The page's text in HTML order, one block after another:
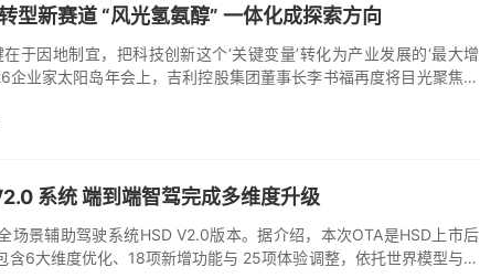
型新赛道 “风光氢氨醇” 一体化成探索方向
于因地制宜，把科技创新这个‘关键变量’转化为产业发展的‘最大增
企业家太阳岛年会上，吉利控股集团董事长李书福再度将目光聚焦于
系统 端到端智驾完成多维度升级
场景辅助驾驶系统HSD V2.0版本。据介绍，本次OTA是HSD上市后
含6大维度优化、18项新增功能与 25项体验调整，依托世界模型与强